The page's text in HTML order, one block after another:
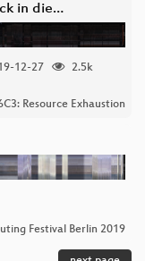
in die…
12-27
2.5k
Resource Exhaustion
Festival Berlin 2019